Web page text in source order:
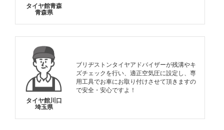
タイヤ館青森
青森県
タイヤ館川口
埼玉県
ブリヂストンタイヤアドバイザーが残溝やキ
ズチェックを行い、適正空気圧に設定し、専
用工具でお車にお取り付けさせて頂きますの
で安全・安心ですよ！